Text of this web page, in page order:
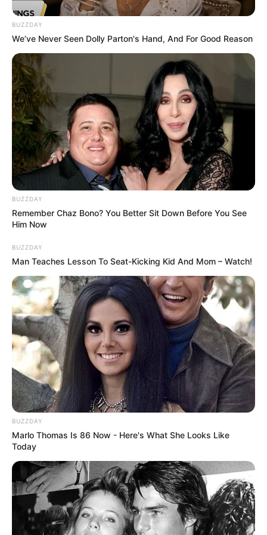
પણ જેલ ભેગા કરી દેવાયા છે.
BUZZDAY
We’ve Never Seen Dolly Parton's Hand, And For Good Reason
BUZZDAY
Remember Chaz Bono? You Better Sit Down Before You See
Him Now
BUZZDAY
Man Teaches Lesson To Seat-Kicking Kid And Mom – Watch!
BUZZDAY
Marlo Thomas Is 86 Now - Here's What She Looks Like
Today